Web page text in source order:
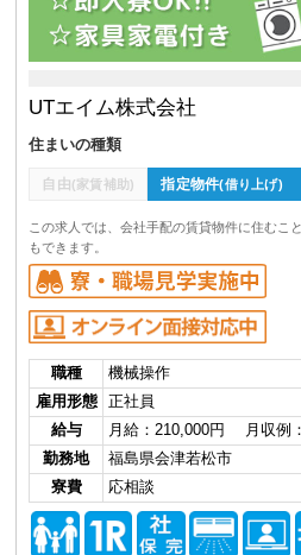
UTエイム株式会社
住まいの種類
自由(家賃補助) 指定物件(借り上げ)
この求人では、会社手配の賃貸物件に住むこ
もできます。
職種
機械操作
雇用形態
正社員
給与
月給：210,000円 月収例
勤務地
福島県会津若松市
寮費
応相談